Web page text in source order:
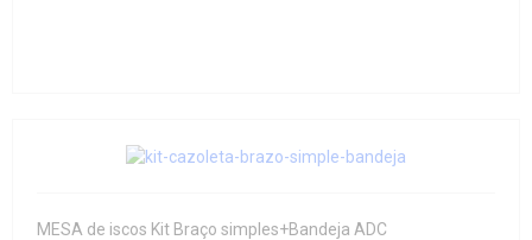
MESA de iscos Kit Braço simples+Bandeja ADC